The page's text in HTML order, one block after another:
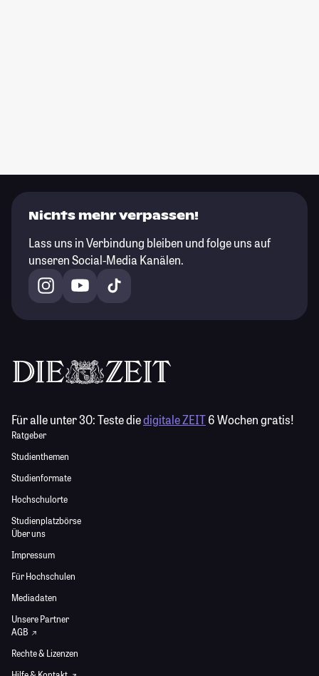
Nichts mehr verpassen!
Lass uns in Verbindung bleiben und folge uns auf
unseren Social-Media Kanälen.
Für alle unter 30:Teste diedigitale ZEIT6 Wochen gratis!
Ratgeber
Studienthemen
Studienformate
Hochschulorte
Studienplatzbörse
Über uns
Impressum
Für Hochschulen
Mediadaten
Unsere Partner
AGB
Rechte & Lizenzen